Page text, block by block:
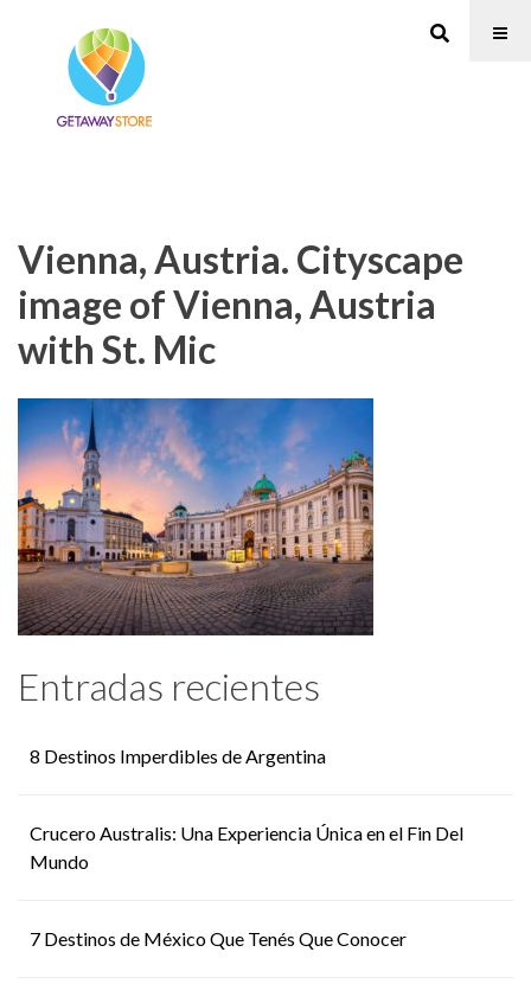
Vienna, Austria. Cityscape
image of Vienna, Austria
with St. Mic
Entradas recientes
8 Destinos Imperdibles de Argentina
Crucero Australis: Una Experiencia Única en el Fin Del
Mundo
7 Destinos de México Que Tenés Que Conocer